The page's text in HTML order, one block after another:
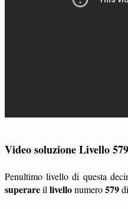
Video soluzione Livello
Penultimo livello di questa
superareil livellonumero579di